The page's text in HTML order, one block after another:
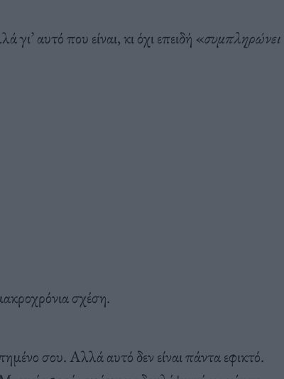
γι’ αυτό που είναι, κι όχι επειδή «συμπληρώνει
σχέση.
σου. Αλλά αυτό δεν είναι πάντα εφικτό.